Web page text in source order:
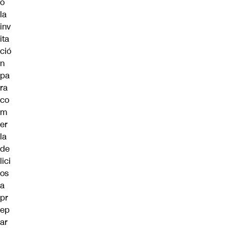
la
inv
ita
ció
n
pa
ra
co
m
er
la
de
lici
os
a
pr
ep
ar